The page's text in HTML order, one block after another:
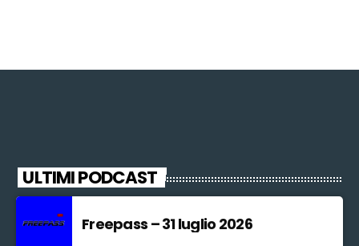
ULTIMI PODCAST
Freepass – 31 luglio 2026